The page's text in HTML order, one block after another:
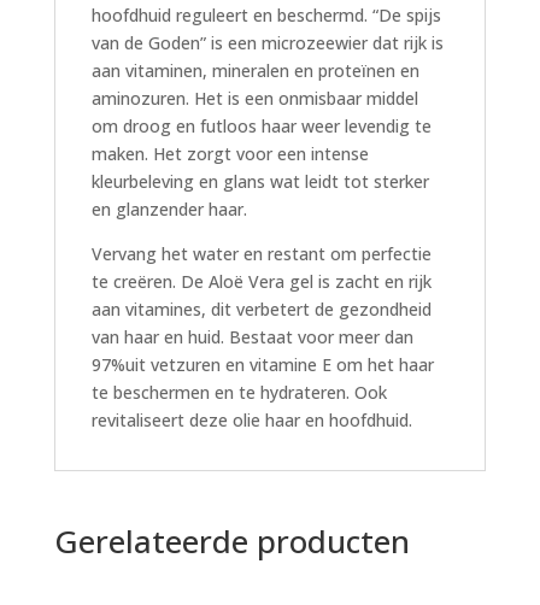
hoofdhuid reguleert en beschermd. “De spijs
van de Goden” is een microzeewier dat rijk is
aan vitaminen, mineralen en proteïnen en
aminozuren. Het is een onmisbaar middel
om droog en futloos haar weer levendig te
maken. Het zorgt voor een intense
kleurbeleving en glans wat leidt tot sterker
en glanzender haar.
Vervang het water en restant om perfectie
te creëren. De Aloë Vera gel is zacht en rijk
aan vitamines, dit verbetert de gezondheid
van haar en huid. Bestaat voor meer dan
97%uit vetzuren en vitamine E om het haar
te beschermen en te hydrateren. Ook
revitaliseert deze olie haar en hoofdhuid.
Gerelateerde producten